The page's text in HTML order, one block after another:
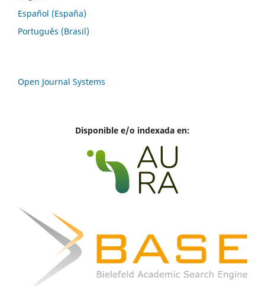
Español (España)
Português (Brasil)
Open Journal Systems
Disponible e/o indexada en: